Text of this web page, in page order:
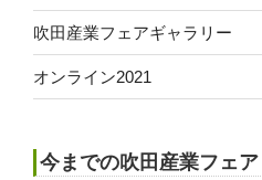
吹田産業フェアギャラリー
オンライン2021
今までの吹田産業フェア